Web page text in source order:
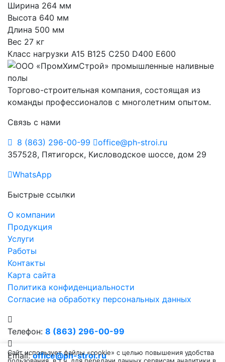
Ширина 264 мм
Высота 640 мм
Длина 500 мм
Вес 27 кг
Класс нагрузки A15 B125 C250 D400 E600
Торгово-строительная компания, состоящая из
команды профессионалов с многолетним опытом.
Связь с нами
8 (863) 296-00-99
office@ph-stroi.ru
357528, Пятигорск, Кисловодское шоссе, дом 29
WhatsApp
Быстрые ссылки
О компании
Продукция
Услуги
Работы
Контакты
Карта сайта
Политика конфиденциальности
Согласие на обработку персональных данных
Телефон: 8 (863) 296-00-99
Email: office@ph-stroi.ru
Сайт использует файлы «cookie» с целью повышения удобства